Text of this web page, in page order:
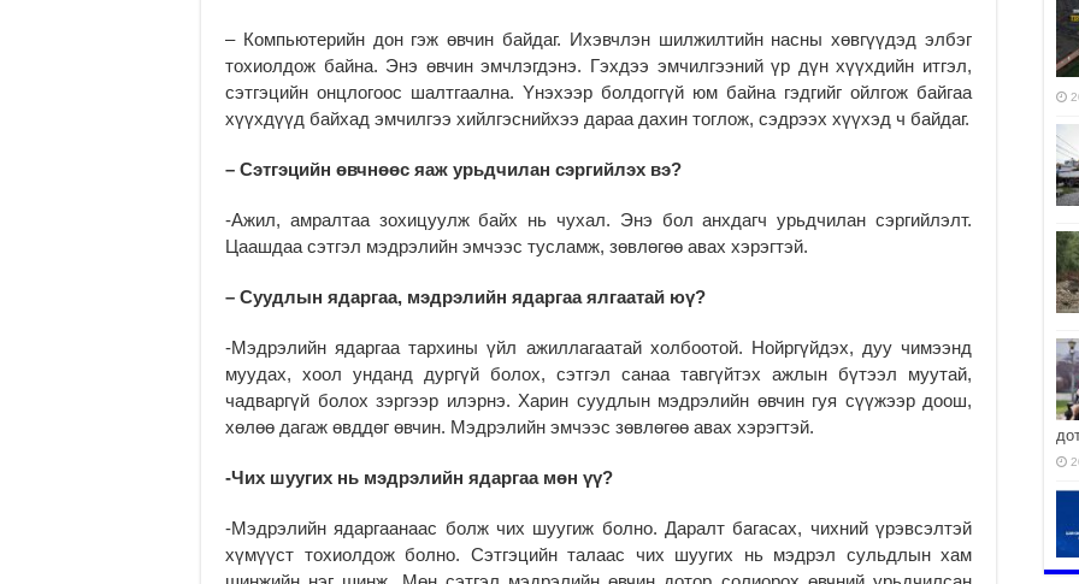
– Компьютерийн дон гэж өвчин байдаг. Ихэвчлэн шилжилтийн насны хөвгүүдэд элбэг
тохиолдож байна. Энэ өвчин эмчлэгдэнэ. Гэхдээ эмчилгээний үр дүн хүүхдийн итгэл,
сэтгэцийн онцлогоос шалтгаална. Yнэхээр болдоггүй юм байна гэдгийг ойлгож байгаа
хүүхдүүд байхад эмчилгээ хийлгэснийхээ дараа дахин тоглож, сэдрээх хүүхэд ч байдаг.
– Сэтгэцийн өвчнөөс яаж урьдчилан сэргийлэх вэ?
-Ажил, амралтаа зохицуулж байх нь чухал. Энэ бол анхдагч урьдчилан сэргийлэлт.
Цаашдаа сэтгэл мэдрэлийн эмчээс тусламж, зөвлөгөө авах хэрэгтэй.
– Суудлын ядаргаа, мэдрэлийн ядаргаа ялгаатай юү?
-Мэдрэлийн ядаргаа тархины үйл ажиллагаатай холбоотой. Нойргүйдэх, дуу чимээнд
муудах, хоол унданд дургүй болох, сэтгэл санаа тавгүйтэх ажлын бүтээл муутай,
чадваргүй болох зэргээр илэрнэ. Харин суудлын мэдрэлийн өвчин гуя сүүжээр доош,
хөлөө дагаж өвддөг өвчин. Мэдрэлийн эмчээс зөвлөгөө авах хэрэгтэй.
-Чих шуугих нь мэдрэлийн ядаргаа мөн үү?
-Мэдрэлийн ядаргаанаас болж чих шуугиж болно. Даралт багасах, чихний үрэвсэлтэй
хүмүүст тохиолдож болно. Сэтгэцийн талаас чих шуугих нь мэдрэл сульдлын хам